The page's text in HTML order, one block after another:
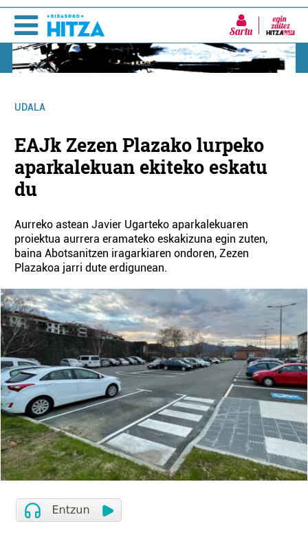
Sartu
UDALA
EAJk Zezen Plazako lurpeko
aparkalekuan ekiteko eskatu
du
Aurreko astean Javier Ugarteko aparkalekuaren
proiektua aurrera eramateko eskakizuna egin zuten,
baina Abotsanitzen iragarkiaren ondoren, Zezen
Plazakoa jarri dute erdigunean.